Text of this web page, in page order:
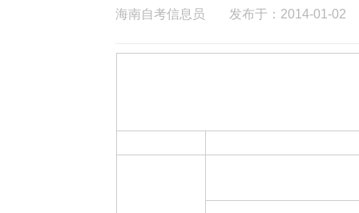
海南自考信息员 发布于：2014-01-02